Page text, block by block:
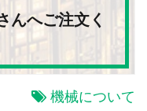
んへご注文く
機械について